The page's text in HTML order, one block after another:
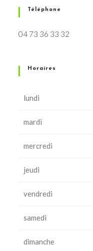
Téléphone
04 73 36 33 32
Horaires
lundi
mardi
mercredi
jeudi
vendredi
samedi
dimanche